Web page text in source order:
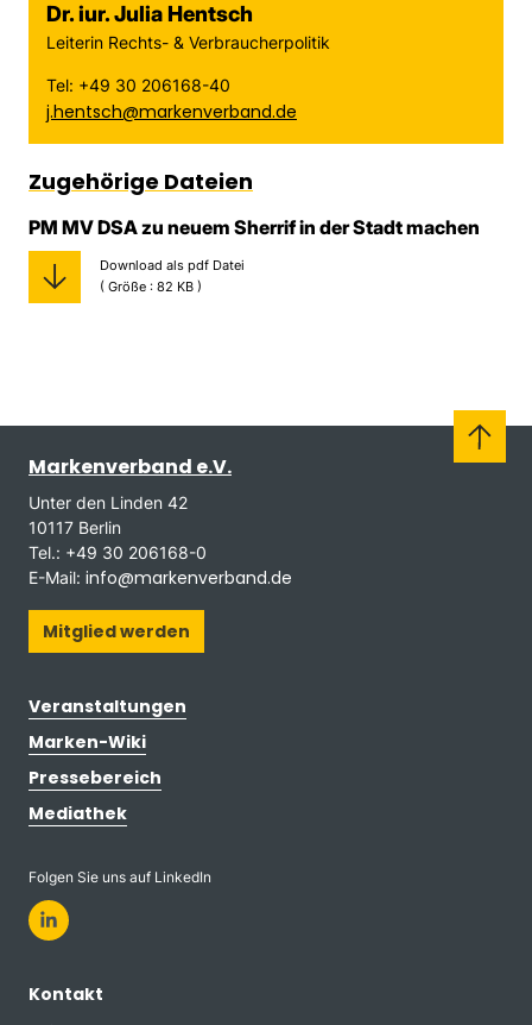
Dr. iur. Julia Hentsch
Leiterin Rechts- & Verbraucherpolitik
Tel: +49 30 206168-40
j.hentsch@markenverband.de
Zugehörige Dateien
PM MV DSA zu neuem Sherrif in der Stadt machen
Download als pdf Datei
( Größe : 82 KB )
Markenverband e.V.
Unter den Linden 42
10117 Berlin
Tel.: +49 30 206168-0
E-Mail: info@markenverband.de
Mitglied werden
Veranstaltungen
Marken-Wiki
Pressebereich
Mediathek
Folgen Sie uns auf LinkedIn
Kontakt